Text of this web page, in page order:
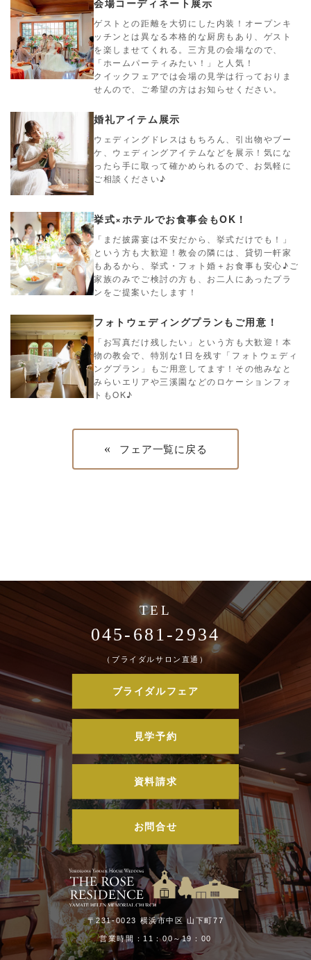
会場コーディネート展示
ゲストとの距離を大切にした内装！オープンキ
ッチンとは異なる本格的な厨房もあり、ゲスト
を楽しませてくれる。三方見の会場なので、
「ホームパーティみたい！」と人気！
クイックフェアでは会場の見学は行っておりま
せんので、ご希望の方はお知らせください。
婚礼アイテム展示
ウェディングドレスはもちろん、引出物やブー
ケ、ウェディングアイテムなどを展示！気にな
ったら手に取って確かめられるので、お気軽に
ご相談ください♪
挙式×ホテルでお食事会もOK！
「まだ披露宴は不安だから、挙式だけでも！」
という方も大歓迎！教会の隣には、貸切一軒家
もあるから、挙式・フォト婚＋お食事も安心♪ご
家族のみでご検討の方も、お二人にあったプラ
ンをご提案いたします！
フォトウェディングプランもご用意！
「お写真だけ残したい」という方も大歓迎！本
物の教会で、特別な1日を残す「フォトウェディ
ングプラン」もご用意してます！その他みなと
みらいエリアや三溪園などのロケーションフォ
トもOK♪
« フェア一覧に戻る
045-681-2934
（ブライダルサロン直通）
ブライダルフェア
見学予約
資料請求
お問合せ
〒231-0023 横浜市中区 山下町77
営業時間：11：00～19：00